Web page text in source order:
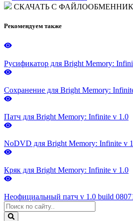
СКАЧАТЬ С
Рекомендуем также
Русификатор для Bright Memory:
Сохранение для Bright Memory:
Патч для Bright Memory: Infinite v 1.0
NoDVD для Bright Memory: Infinite v
Кряк для Bright Memory: Infinite v 1.0
Неофициальный патч v 1.0 build